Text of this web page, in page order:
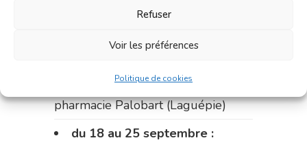
Refuser
Voir les préférences
Politique de cookies
Le 14 septembre :
du 14 au 18 septembre :
pharmacie Palobart (Laguépie)
du 18 au 25 septembre :